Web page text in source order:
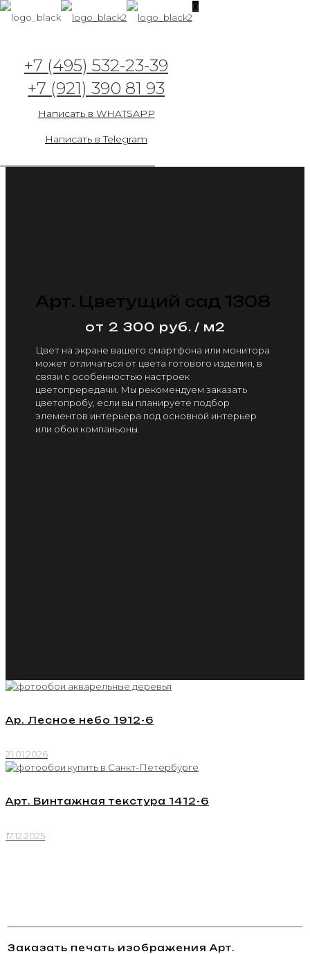
+7 (495) 532-23-39
+7 (921) 390 81 93
Написать в WHATSAPP
Написать в Telegram
0
Арт. Цветущий сад 1308
от 2 300 руб. / м2
Цвет на экране вашего смартфона или монитора
может отличаться от цвета готового изделия, в
связи с особенностью настроек
цветопрередачи. Мы рекомендуем заказать
цветопробу, если вы планируете подбор
элементов интерьера под основной интерьер
или обои компаньоны.
Ар. Лесное небо 1912-6
21.01.2026
Арт. Винтажная текстура 1412-6
17.12.2025
Заказать печать изображения Арт.